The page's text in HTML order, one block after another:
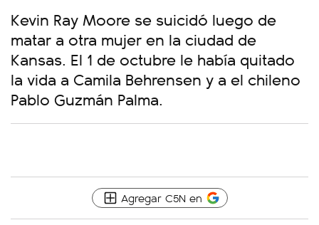
Kevin Ray Moore se suicidó luego de
matar a otra mujer en la ciudad de
Kansas. El 1 de octubre le había quitado
la vida a Camila Behrensen y a el chileno
Pablo Guzmán Palma.
Agregar C5N en